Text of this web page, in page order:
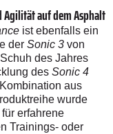
auf dem Asphalt
ist ebenfalls ein
der Sonic 3 von
des Jahres
des Sonic 4
aus
wurde
erfahrene
Trainings- oder